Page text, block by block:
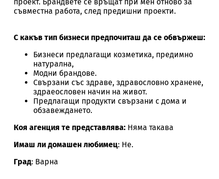
съвместна работа, след предишни проекти.
С какъв тип бизнеси предпочиташ да се обвържеш:
Бизнеси предлагащи козметика, предимно
натурална,
Модни брандове.
Свързани със здраве, здравословно хранене,
здраеословен начин на живот.
Предлагащи продукти свързани с дома и
обзавеждането.
Коя агенция те представлява: Няма такава
Имаш ли домашен любимец: Не.
Град: Варна